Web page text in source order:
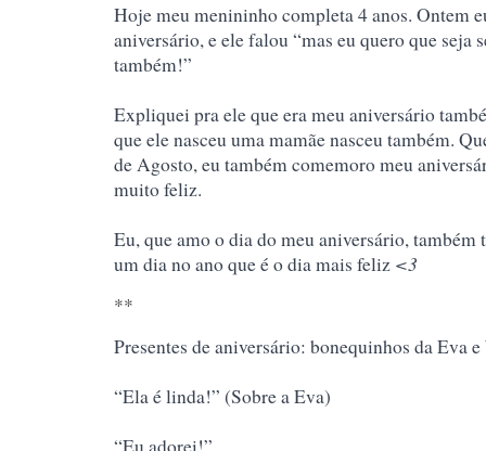
Hoje meu menininho completa 4 anos. Ontem
aniversário, e ele falou “mas eu quero que seja
também!”
Expliquei pra ele que era meu aniversário
que ele nasceu uma mamãe nasceu também.
de Agosto, eu também comemoro meu
muito feliz.
Eu, que amo o dia do meu aniversário, também
um dia no ano que é o dia mais feliz <3
**
Presentes de aniversário: bonequinhos da Eva
“Ela é linda!” (Sobre a Eva)
“Eu adorei!”